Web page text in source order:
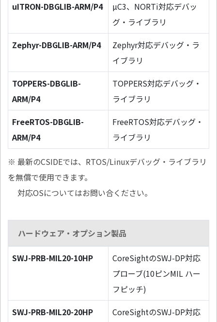
uITRON-DBGLIB-ARM/P4
µC3、NORTi対応デバッ
グ・ライブラリ
Zephyr-DBGLIB-ARM/P4
Zephyr対応デバッグ・ラ
イブラリ
TOPPERS-DBGLIB-
ARM/P4
TOPPERS対応デバッグ・
ライブラリ
FreeRTOS-DBGLIB-
ARM/P4
FreeRTOS対応デバッグ・
ライブラリ
※ 最新のCSIDEでは、RTOS/Linuxデバッグ・ライブラリ
を無償で使用できます。
対応OSについてはお問い合ください。
ハードウェア・オプション製品
SWJ-PRB-MIL20-10HP
CoreSightのSWJ-DP対応
プローブ(10ピンMIL ハー
フピッチ)
SWJ-PRB-MIL20-20HP
CoreSightのSWJ-DP対応